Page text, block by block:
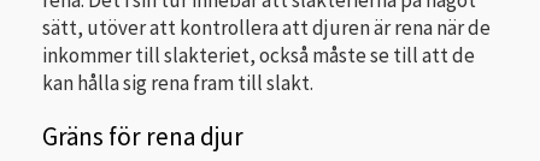
sätt, utöver att kontrollera att djuren är rena när de
inkommer till slakteriet, också måste se till att de
kan hålla sig rena fram till slakt.
Gräns för rena djur